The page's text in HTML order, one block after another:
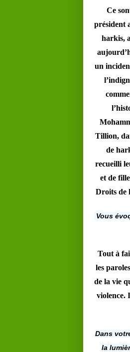
Ce
président
harkis,
un
Tillion,
de
recueilli
et de
Droits de
Vous
Tout à
les
de la vie
violence.
Dans
la